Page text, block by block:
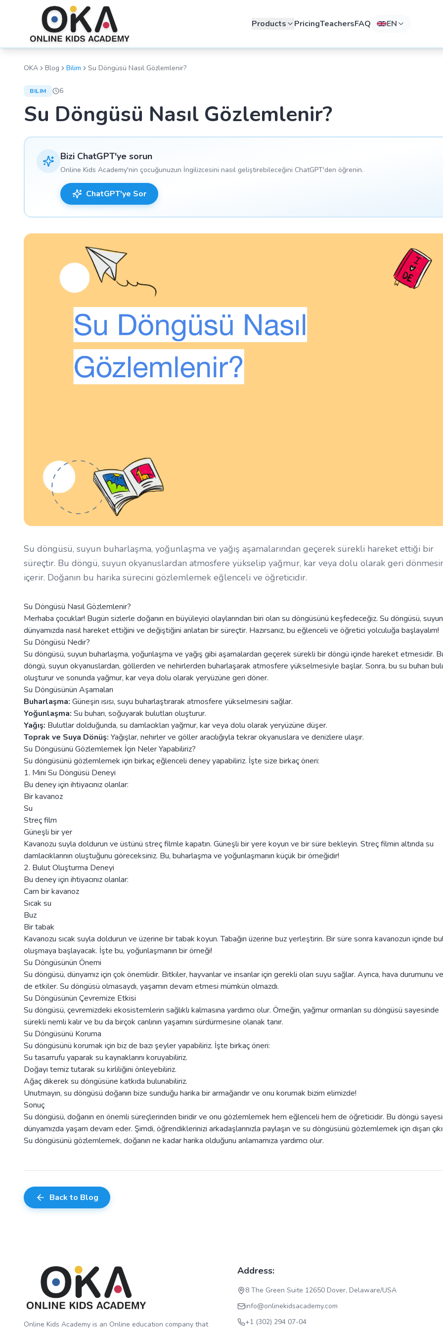
Products PricingTeachersFAQ EN
OKA Blog Bilim Su Döngüsü Nasıl Gözlemlenir?
BILIM 6
Su Döngüsü Nasıl Gözlemlenir?
Bizi ChatGPT'ye sorun
Online Kids Academy'nin çocuğunuzun İngilizcesini nasıl geliştirebileceğini ChatGPT'den öğrenin.
ChatGPT'ye Sor
Su döngüsü, suyun buharlaşma, yoğunlaşma ve yağış aşamalarından geçerek sürekli hareket ettiği bir
süreçtir. Bu döngü, suyun okyanuslardan atmosfere yükselip yağmur, kar veya dolu olarak geri
içerir. Doğanın bu harika sürecini gözlemlemek eğlenceli ve öğreticidir.
Su Döngüsü Nasıl Gözlemlenir?
Merhaba çocuklar! Bugün sizlerle doğanın en büyüleyici olaylarından biri olan su döngüsünü keşfedeceğiz. Su döngüsü, suyun
dünyamızda nasıl hareket ettiğini ve değiştiğini anlatan bir süreçtir. Hazırsanız, bu eğlenceli ve öğretici yolculuğa başlayalım!
Su Döngüsü Nedir?
Su döngüsü, suyun buharlaşma, yoğunlaşma ve yağış gibi aşamalardan geçerek sürekli bir döngü içinde hareket etmesidir.
döngü, suyun okyanuslardan, göllerden ve nehirlerden buharlaşarak atmosfere yükselmesiyle başlar. Sonra, bu su buharı
oluşturur ve sonunda yağmur, kar veya dolu olarak yeryüzüne geri döner.
Su Döngüsünün Aşamaları
Buharlaşma: Güneşin ısısı, suyu buharlaştırarak atmosfere yükselmesini sağlar.
Yoğunlaşma: Su buharı, soğuyarak bulutları oluşturur.
Yağış: Bulutlar dolduğunda, su damlacıkları yağmur, kar veya dolu olarak yeryüzüne düşer.
Toprak ve Suya Dönüş: Yağışlar, nehirler ve göller aracılığıyla tekrar okyanuslara ve denizlere ulaşır.
Su Döngüsünü Gözlemlemek İçin Neler Yapabiliriz?
Su döngüsünü gözlemlemek için birkaç eğlenceli deney yapabiliriz. İşte size birkaç öneri:
1. Mini Su Döngüsü Deneyi
Bu deney için ihtiyacınız olanlar:
Bir kavanoz
Su
Streç film
Güneşli bir yer
Kavanozu suyla doldurun ve üstünü streç filmle kapatın. Güneşli bir yere koyun ve bir süre bekleyin. Streç filmin altında su
damlacıklarının oluştuğunu göreceksiniz. Bu, buharlaşma ve yoğunlaşmanın küçük bir örneğidir!
2. Bulut Oluşturma Deneyi
Bu deney için ihtiyacınız olanlar:
Cam bir kavanoz
Sıcak su
Buz
Bir tabak
Kavanozu sıcak suyla doldurun ve üzerine bir tabak koyun. Tabağın üzerine buz yerleştirin. Bir süre sonra kavanozun içinde
oluşmaya başlayacak. İşte bu, yoğunlaşmanın bir örneği!
Su Döngüsünün Önemi
Su döngüsü, dünyamız için çok önemlidir. Bitkiler, hayvanlar ve insanlar için gerekli olan suyu sağlar. Ayrıca, hava durumunu
de etkiler. Su döngüsü olmasaydı, yaşamın devam etmesi mümkün olmazdı.
Su Döngüsünün Çevremize Etkisi
Su döngüsü, çevremizdeki ekosistemlerin sağlıklı kalmasına yardımcı olur. Örneğin, yağmur ormanları su döngüsü sayesinde
sürekli nemli kalır ve bu da birçok canlının yaşamını sürdürmesine olanak tanır.
Su Döngüsünü Koruma
Su döngüsünü korumak için biz de bazı şeyler yapabiliriz. İşte birkaç öneri:
Su tasarrufu yaparak su kaynaklarını koruyabiliriz.
Doğayı temiz tutarak su kirliliğini önleyebiliriz.
Ağaç dikerek su döngüsüne katkıda bulunabiliriz.
Unutmayın, su döngüsü doğanın bize sunduğu harika bir armağandır ve onu korumak bizim elimizde!
Sonuç
Su döngüsü, doğanın en önemli süreçlerinden biridir ve onu gözlemlemek hem eğlenceli hem de öğreticidir. Bu döngü
dünyamızda yaşam devam eder. Şimdi, öğrendiklerinizi arkadaşlarınızla paylaşın ve su döngüsünü gözlemlemek için dışarı
Su döngüsünü gözlemlemek, doğanın ne kadar harika olduğunu anlamamıza yardımcı olur.
Back to Blog
Online Kids Academy is an Online education company that
Address:
8 The Green Suite 12650 Dover, Delaware/USA
info@onlinekidsacademy.com
+1 (302) 294 07-04